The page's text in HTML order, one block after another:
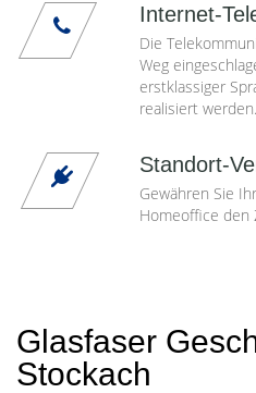
Internet-
Die
Weg
erstklassiger
realisiert werden.
Standort-
Gewähren Sie
Homeoffice den
Glasfaser
Stockach